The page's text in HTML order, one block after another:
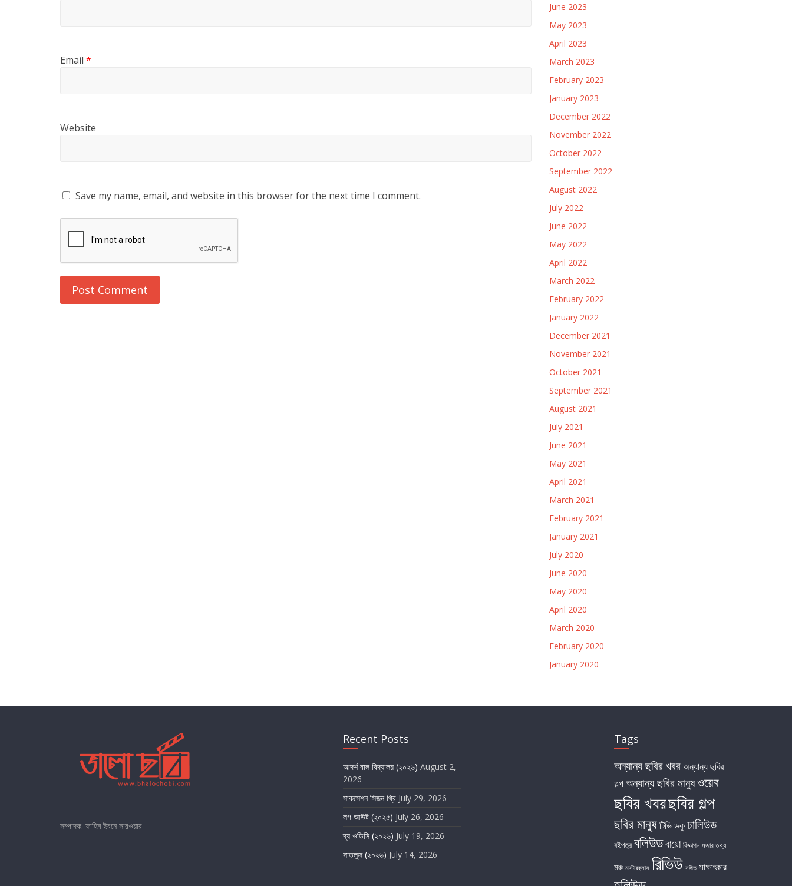
Email *
Website
Save my name, email, and website in this browser for the next time I comment.
June 2023
May 2023
April 2023
March 2023
February 2023
January 2023
December 2022
November 2022
October 2022
September 2022
August 2022
July 2022
June 2022
May 2022
April 2022
March 2022
February 2022
January 2022
December 2021
November 2021
October 2021
September 2021
August 2021
July 2021
June 2021
May 2021
April 2021
March 2021
February 2021
January 2021
July 2020
June 2020
May 2020
April 2020
March 2020
February 2020
January 2020
সম্পাদক: ফাহিম ইবনে সারওয়ার
Recent Posts
আদর্শ বাল বিদ্যালয় (২০২৬) August 2,
2026
সাকসেশন সিজন থ্রি July 29, 2026
লগ আউট (২০২৫) July 26, 2026
দ্য ওডিসি (২০২৬) July 19, 2026
সাতলুজ (২০২৬) July 14, 2026
Tags
অন্যান্য ছবির খবরঅন্যান্য ছবির
গল্পঅন্যান্য ছবির মানুষওয়েব
ছবির খবরছবির গল্প
ছবির মানুষটিভিডকুঢালিউড
বইপত্র বলিউডবায়ো বিজ্ঞাপন মজার তথ্য
মঞ্চ মাস্টারক্লাস রিভিউ সঙ্গীত সাক্ষাৎকার